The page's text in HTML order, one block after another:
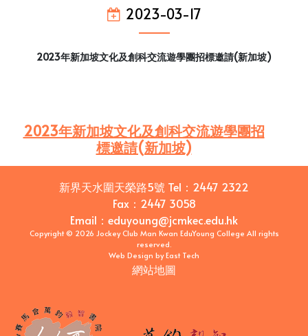
2023-03-17
2023年新加坡文化及創科交流遊學團招標邀請(新加坡)
2023年新加坡文化及創科交流遊學團招
標邀請(新加坡)
新界天水圍天榮路5號 Tel： 2447 2322
Fax： 2447 3058
Email ： eduyoung@jcmkec.edu.hk
Copyright © 2026 Jockey Club Man Kwan EduYoung College All rights
reserved.
Web Design byEast Tech
網站地圖